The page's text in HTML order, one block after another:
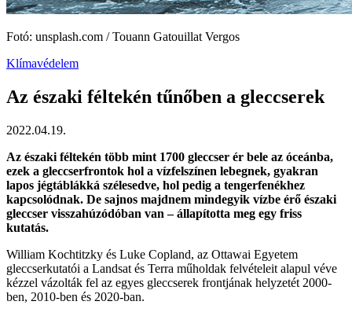
Fotó: unsplash.com / Touann Gatouillat Vergos
Klímavédelem
Az északi féltekén tűnőben a gleccserek
2022.04.19.
Az északi féltekén több mint 1700 gleccser ér bele az óceánba,
ezek a gleccserfrontok hol a vízfelszínen lebegnek, gyakran
lapos jégtáblákká szélesedve, hol pedig a tengerfenékhez
kapcsolódnak. De sajnos majdnem mindegyik vízbe érő északi
gleccser visszahúzódóban van – állapította meg egy friss
kutatás.
William Kochtitzky és Luke Copland, az Ottawai Egyetem
gleccserkutatói a Landsat és Terra műholdak felvételeit alapul véve
kézzel vázolták fel az egyes gleccserek frontjának helyzetét 2000-
ben, 2010-ben és 2020-ban.